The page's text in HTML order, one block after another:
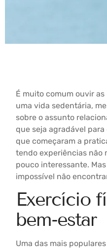
É muito comum ouvir
uma vida sedentária,
sobre o assunto
que seja agradável
que começaram a
tendo experiências não
pouco interessante.
impossível não
Exercício
bem-estar
Uma das mais